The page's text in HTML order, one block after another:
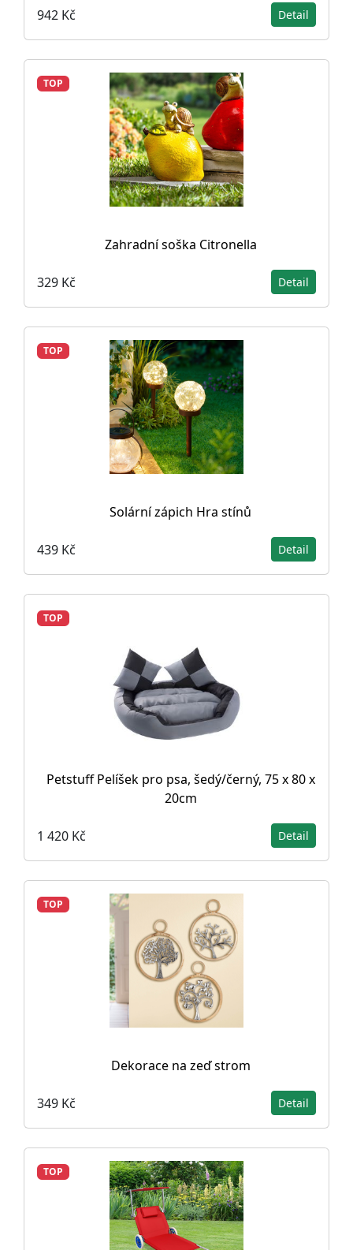
942 Kč Detail
TOP
Zahradní soška Citronella
329 Kč Detail
TOP
Solární zápich Hra stínů
439 Kč Detail
TOP
Petstuff Pelíšek pro psa, šedý/černý, 75 x 80 x
20cm
1 420 Kč Detail
TOP
Dekorace na zeď strom
349 Kč Detail
TOP